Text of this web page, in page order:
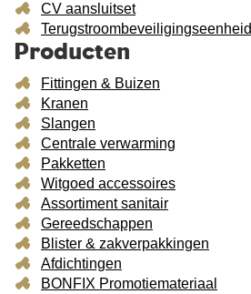
CV aansluitset
Terugstroombeveiligingseenheid
Producten
Fittingen & Buizen
Kranen
Slangen
Centrale verwarming
Pakketten
Witgoed accessoires
Assortiment sanitair
Gereedschappen
Blister & zakverpakkingen
Afdichtingen
BONFIX Promotiemateriaal